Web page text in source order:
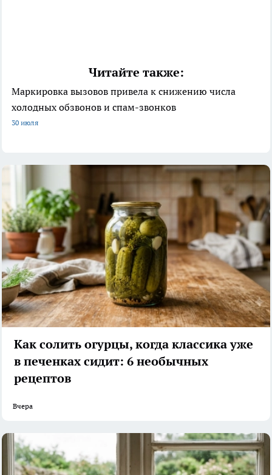
Читайте также:
Маркировка вызовов привела к снижению числа
холодных обзвонов и спам-звонков
30 июля
Как солить огурцы, когда классика уже
в печенках сидит: 6 необычных
рецептов
Вчера